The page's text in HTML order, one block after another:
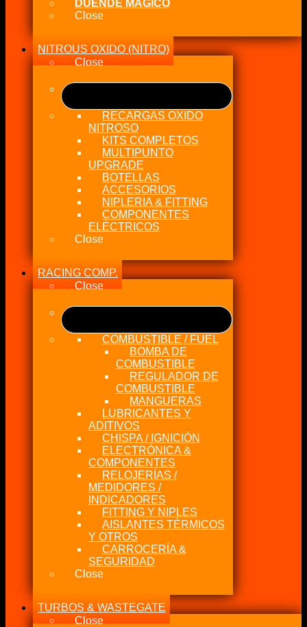
DUENDE MÁGICO
Close
NITROUS OXIDO (NITRO)
Close
RECARGAS OXIDO
NITROSO
KITS COMPLETOS
MULTIPUNTO
UPGRADE
BOTELLAS
ACCESORIOS
NIPLERIA & FITTING
COMPONENTES
ELÉCTRICOS
Close
RACING COMP.
Close
COMBUSTIBLE / FUEL
BOMBA DE
COMBUSTIBLE
REGULADOR DE
COMBUSTIBLE
MANGUERAS
LUBRICANTES Y
ADITIVOS
CHISPA / IGNICIÓN
ELECTRÓNICA &
COMPONENTES
RELOJERÍAS /
MEDIDORES /
INDICADORES
FITTING Y NIPLES
AISLANTES TÉRMICOS
Y OTROS
CARROCERÍA &
SEGURIDAD
Close
TURBOS & WASTEGATE
Close